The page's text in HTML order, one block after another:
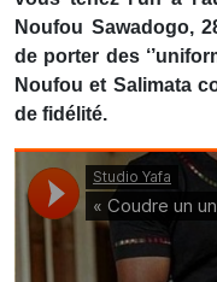
Noufou Sawadogo,
de porter des
Noufou et Salimata
de fidélité.